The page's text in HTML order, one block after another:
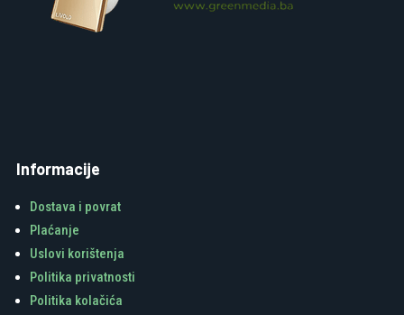
Informacije
Dostava i povrat
Plaćanje
Uslovi korištenja
Politika privatnosti
Politika kolačića